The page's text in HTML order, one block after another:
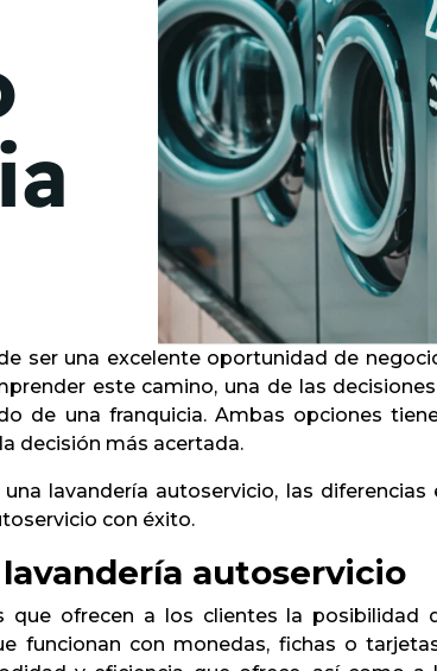
Madrid 2026 2 -08
de octubre
Castilla-La Mancha
22 de octubre
Barcelona 2026 2 -
05 de noviembre
VER MÁS
ser una excelente oportunidad de
este camino, una de las
de una franquicia. Ambas opciones
decisión más acertada.
lavandería autoservicio, las
con éxito.
autoservicio
que ofrecen a los clientes la
funcionan con monedas, fichas o